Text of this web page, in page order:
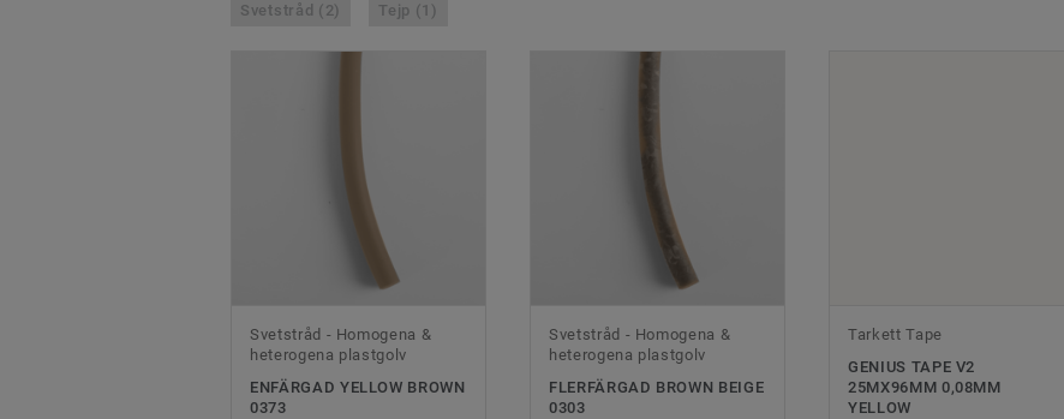
Svetstråd (2) Tejp (1)
Svetstråd - Homogena &
heterogena plastgolv
ENFÄRGAD YELLOW BROWN
0373
Svetstråd - Homogena &
heterogena plastgolv
FLERFÄRGAD BROWN BEIGE
0303
Tarkett Tape
GENIUS TAPE V2
25MX96MM 0,08MM
YELLOW